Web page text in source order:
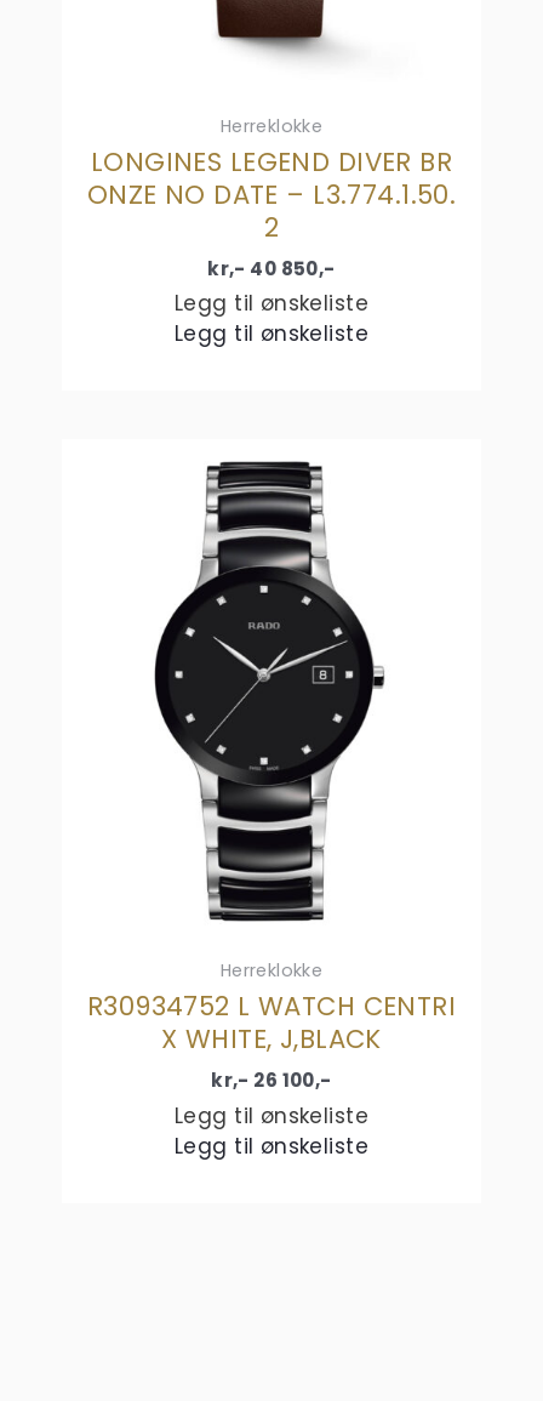
Herreklokke
LONGINES LEGEND DIVER BR
ONZE NO DATE – L3.774.1.50.
2
kr,- 40 850,-
Legg til ønskeliste
Legg til ønskeliste
Herreklokke
R30934752 L WATCH CENTRI
X WHITE, J,BLACK
kr,- 26 100,-
Legg til ønskeliste
Legg til ønskeliste